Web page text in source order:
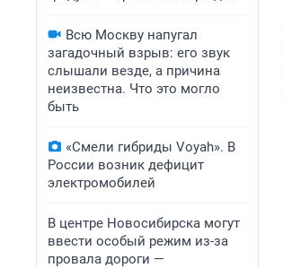
Всю Москву напугал
загадочный взрыв: его звук
слышали везде, а причина
неизвестна. Что это могло
быть
«Смели гибриды Voyah». В
России возник дефицит
электромобилей
В центре Новосибирска могут
ввести особый режим из-за
провала дороги —